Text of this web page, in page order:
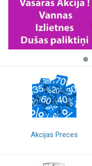
Akcijas Preces